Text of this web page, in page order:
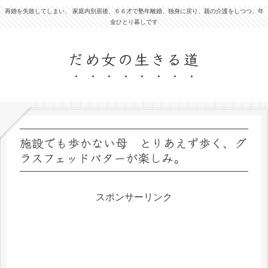
再婚を失敗してしまい、 家庭内別居後、６６才で塾年離婚、独身に戻り、親の介護をしつつ、年
金ひとり暮しです
だめ女の生きる道
施設でも歩かない母 とりあえず歩く、グ
ラスフェッドバターが楽しみ。
スポンサーリンク